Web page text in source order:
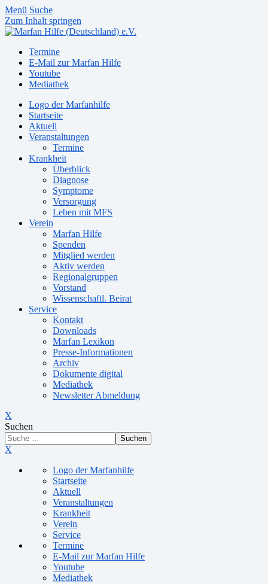
Menü Suche
Zum Inhalt springen
Termine
E-Mail zur Marfan Hilfe
Youtube
Mediathek
Logo der Marfanhilfe
Startseite
Aktuell
Veranstaltungen
Termine
Krankheit
Überblick
Diagnose
Symptome
Versorgung
Leben mit MFS
Verein
Marfan Hilfe
Spenden
Mitglied werden
Aktiv werden
Regionalgruppen
Vorstand
Wissenschaftl. Beirat
Service
Kontakt
Downloads
Marfan Lexikon
Presse-Informationen
Archiv
Dokumente digital
Mediathek
Newsletter Abmeldung
X
Suchen
Suchen
X
Logo der Marfanhilfe
Startseite
Aktuell
Veranstaltungen
Krankheit
Verein
Service
Termine
E-Mail zur Marfan Hilfe
Youtube
Mediathek